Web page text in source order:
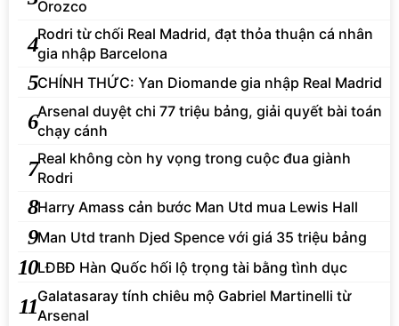
Orozco
4Rodri từ chối Real Madrid, đạt thỏa thuận cá nhân
gia nhập Barcelona
5CHÍNH THỨC: Yan Diomande gia nhập Real Madrid
6Arsenal duyệt chi 77 triệu bảng, giải quyết bài toán
chạy cánh
7Real không còn hy vọng trong cuộc đua giành
Rodri
8Harry Amass cản bước Man Utd mua Lewis Hall
9Man Utd tranh Djed Spence với giá 35 triệu bảng
10LĐBĐ Hàn Quốc hối lộ trọng tài bằng tình dục
11Galatasaray tính chiêu mộ Gabriel Martinelli từ
Arsenal